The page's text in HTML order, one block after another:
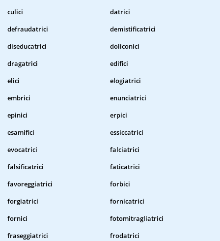
culici
datrici
defraudatrici
demistificatrici
diseducatrici
doliconici
dragatrici
edifici
elici
elogiatrici
embrici
enunciatrici
epinici
erpici
esamifici
essiccatrici
evocatrici
falciatrici
falsificatrici
faticatrici
favoreggiatrici
forbici
forgiatrici
fornicatrici
fornici
fotomitragliatrici
fraseggiatrici
frodatrici